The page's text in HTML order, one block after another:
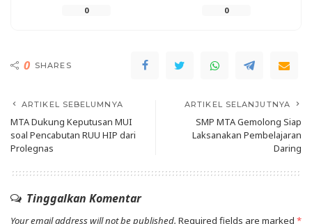
0 0
0 SHARES
ARTIKEL SEBELUMNYA
MTA Dukung Keputusan MUI
soal Pencabutan RUU HIP dari
Prolegnas
ARTIKEL SELANJUTNYA
SMP MTA Gemolong Siap
Laksanakan Pembelajaran
Daring
Tinggalkan Komentar
Your email address will not be published. Required fields are marked *